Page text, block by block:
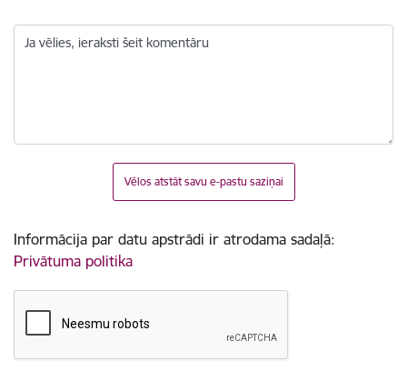
Ja vēlies, ieraksti šeit komentāru
Vēlos atstāt savu e-pastu saziņai
Informācija par datu apstrādi ir atrodama sadaļā:
Privātuma politika